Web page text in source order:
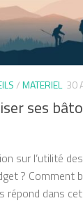
/MATERIEL 30
ses
sur l’utilité
? Comment
répond dans